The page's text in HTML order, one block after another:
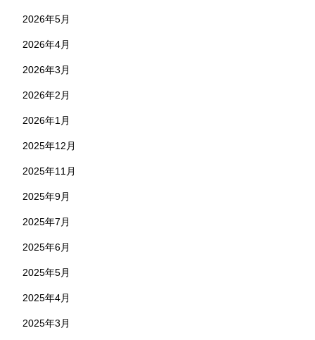
2026年5月
2026年4月
2026年3月
2026年2月
2026年1月
2025年12月
2025年11月
2025年9月
2025年7月
2025年6月
2025年5月
2025年4月
2025年3月